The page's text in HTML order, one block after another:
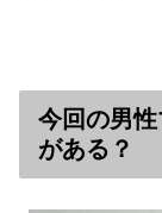
今回の男
がある？